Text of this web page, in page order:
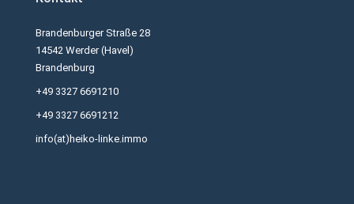
Brandenburger Straße 28
14542 Werder (Havel)
Brandenburg
+49 3327 6691210
+49 3327 6691212
info(at)heiko-linke.immo